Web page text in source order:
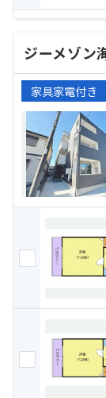
ジーメゾン
家具家電付き